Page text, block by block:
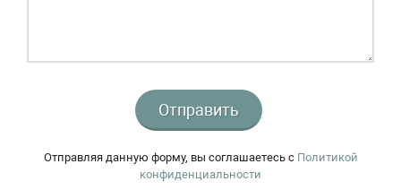
Отправить
Отправляя данную форму, вы соглашаетесь c Политикой
конфиденциальности